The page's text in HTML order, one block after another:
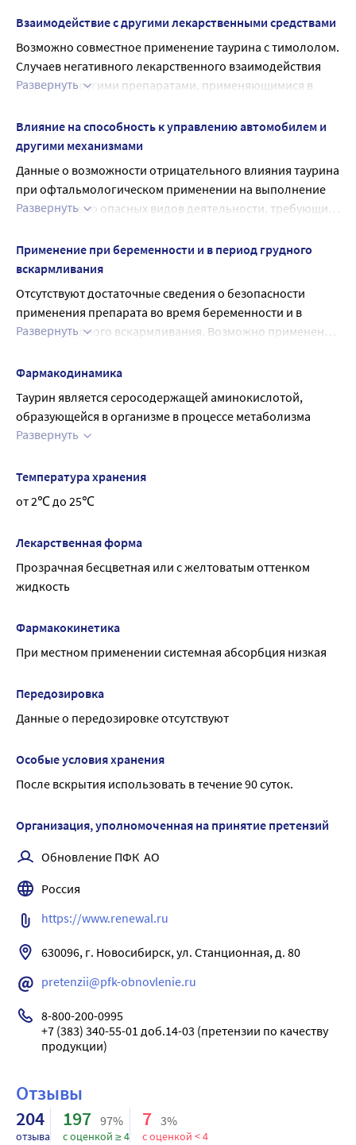
Взаимодействие с другими лекарственными средствами
Возможно совместное применение таурина с тимололом.
Случаев негативного лекарственного взаимодействия
таурина с другими препаратами, применяющимися в
У пациентов с первичной открытоугольной глаукомой
отмечено увеличение гипотензивного действия -
(бутиламиногидроксипропоксифенокси-
метил метилоксадиазола или тимолола и других) в
случае совместного применения с таурином.
Развернуть
Влияние на способность к управлению автомобилем и
другими механизмами
Данные о возможности отрицательного влияния таурина
при офтальмологическом применении на выполнение
потенциально опасных видов деятельности, требующих
транспортными средствами и механизмами) отсутствуют.
Развернуть
Применение при беременности и в период грудного
вскармливания
Отсутствуют достаточные сведения о безопасности
применения препарата во время беременности и в
период грудного вскармливания. Возможно применение
грудного вскармливания по назначению лечащего врача,
если ожидаемый лечебный эффект для матери
превышает риск развития возможных побочных
эффектов для плода и ребенка.
Развернуть
Фармакодинамика
Таурин является серосодержащей аминокислотой,
образующейся в организме в процессе метаболизма
цистеина.
субконъюнктивальном введении) и метаболическое
действие.
Способствует нормализации функций клеточных
процессов, сохранению электролитного состава
цитоплазмы за счет накопления катионов калия и
кальция, улучшения условий проведения нервного
Развернуть
Температура хранения
от 2℃ до 25℃
Лекарственная форма
Прозрачная бесцветная или с желтоватым оттенком
жидкость
Фармакокинетика
При местном применении системная абсорбция низкая
Передозировка
Данные о передозировке отсутствуют
Особые условия хранения
После вскрытия использовать в течение 90 суток.
Организация, уполномоченная на принятие претензий
Обновление ПФК  АО
Россия
https://www.renewal.ru
630096, г. Новосибирск, ул. Станционная, д. 80
pretenzii@pfk-obnovlenie.ru
8-800-200-0995
+7 (383) 340-55-01 доб.14-03 (претензии по качеству
продукции)
Отзывы
204
отзыва
197 97%
с оценкой ≥ 4
7 3%
с оценкой < 4